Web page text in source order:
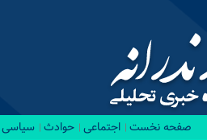
صفحه نخست اجتماعی حوادث سیاسی